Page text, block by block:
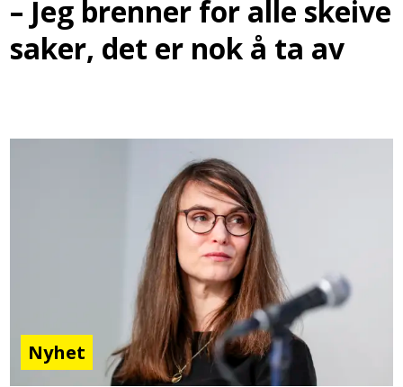
– Jeg brenner for alle skeive
saker, det er nok å ta av
Nyhet